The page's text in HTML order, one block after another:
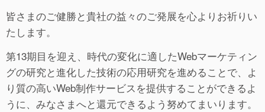
皆さまのご健勝と貴社の益々のご発展を心よりお祈りい
たします。
第13期目を迎え、時代の変化に適したWebマーケティン
グの研究と進化した技術の応用研究を進めることで、よ
り質の高いWeb制作サービスを提供することができるよ
うに、みなさまへと還元できるよう努めてまいります。